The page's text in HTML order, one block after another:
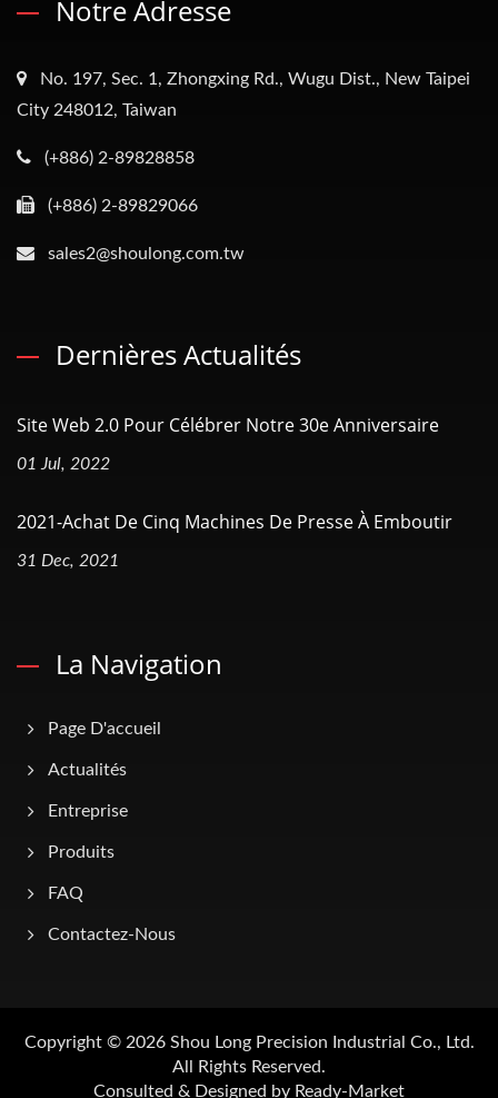
Notre Adresse
No. 197, Sec. 1, Zhongxing Rd., Wugu Dist., New Taipei
City 248012, Taiwan
(+886) 2-89828858
(+886) 2-89829066
sales2@shoulong.com.tw
Dernières Actualités
Site Web 2.0 Pour Célébrer Notre 30e Anniversaire
01 Jul, 2022
2021-Achat De Cinq Machines De Presse À Emboutir
31 Dec, 2021
La Navigation
Page D'accueil
Actualités
Entreprise
Produits
FAQ
Contactez-Nous
Copyright © 2026 Shou Long Precision Industrial Co., Ltd.
All Rights Reserved.
Consulted & Designed by Ready-Market